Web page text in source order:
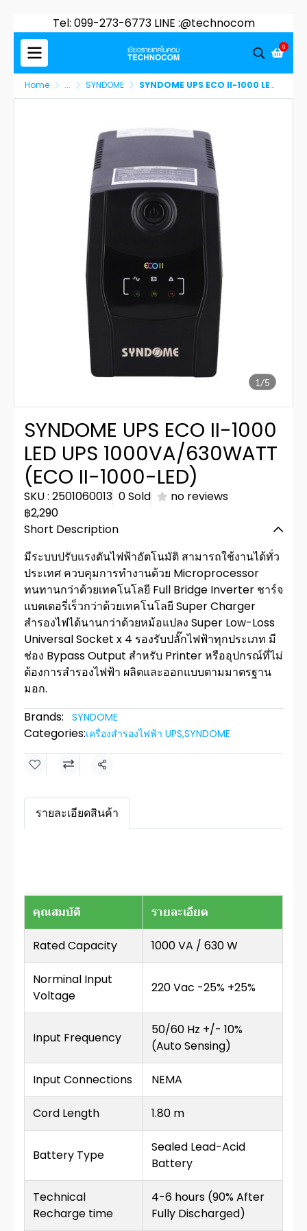
Tel: 099-273-6773 LINE :@technocom
0
Home ... SYNDOME SYNDOME UPS ECO II-1000 LED UPS 1000VA/630WATT (ECO II-1000-LED)
1/5
SYNDOME UPS ECO II-1000
LED UPS 1000VA/630WATT
(ECO II-1000-LED)
SKU : 2501060013 0 Sold
no reviews
฿2,290
Short Description
มีระบบปรับแรงดันไฟฟ้าอัตโนมัติ สามารถใช้งานได้ทั่ว
ประเทศ ควบคุมการทำงานด้วย Microprocessor
ทนทานกว่าด้วยเทคโนโลยี Full Bridge Inverter ชาร์จ
แบตเตอรี่เร็วกว่าด้วยเทคโนโลยี Super Charger
สำรองไฟได้นานกว่าด้วยหม้อแปลง Super Low-Loss
Universal Socket x 4 รองรับปลั๊กไฟฟ้าทุกประเภท มี
ช่อง Bypass Output สำหรับ Printer หรืออุปกรณ์ที่ไม่
ต้องการสำรองไฟฟ้า ผลิตและออกแบบตามมาตรฐาน
มอก.
Brands:
SYNDOME
Categories:เครื่องสำรองไฟฟ้า UPS,SYNDOME
Share
รายละเอียดสินค้า
คุณสมบัติ รายละเอียด
Rated Capacity 1000 VA / 630 W
Norminal Input
Voltage
220 Vac -25% +25%
Input Frequency
50/60 Hz +/- 10%
(Auto Sensing)
Input Connections NEMA
Cord Length 1.80 m
Battery Type
Sealed Lead-Acid
Battery
Technical
Recharge time
4-6 hours (90% After
Fully Discharged)